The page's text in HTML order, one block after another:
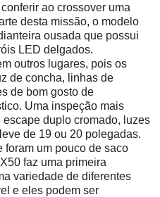
ao crossover uma
desta missão, o modelo
ousada que possui
LED delgados.
outros lugares, pois os
de concha, linhas de
de bom gosto de
Uma inspeção mais
duplo cromado, luzes
de 19 ou 20 polegadas.
foram um pouco de saco
faz uma primeira
variedade de diferentes
e eles podem ser